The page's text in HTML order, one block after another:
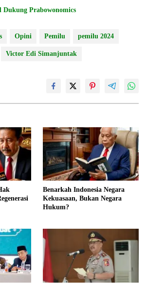
Prabowonomics
Opini Pemilu pemilu 2024
Victor Edi Simanjuntak
Benarkah Indonesia Negara
Kekuasaan, Bukan Negara
Hukum?